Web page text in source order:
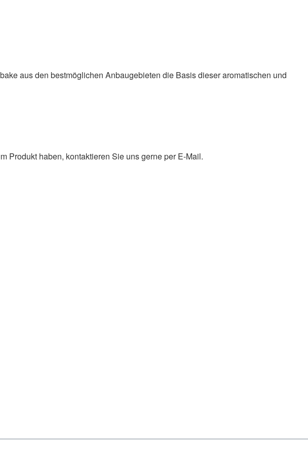
aus den bestmöglichen Anbaugebieten die Basis dieser aromatischen und
Produkt haben, kontaktieren Sie uns gerne per E-Mail.